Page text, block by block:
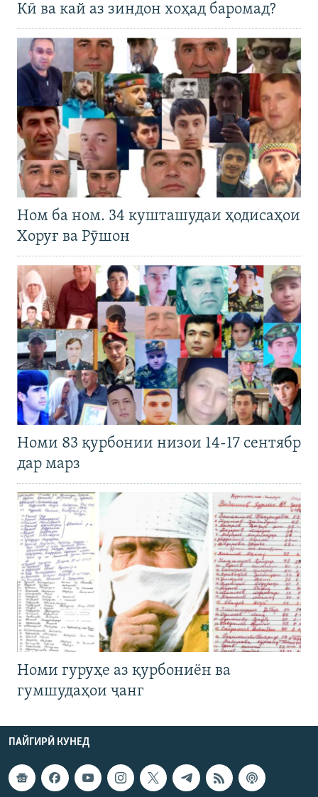
Кӣ ва кай аз зиндон хоҳад баромад?
Ном ба ном. 34 кушташудаи ҳодисаҳои
Хоруғ ва Рӯшон
Номи 83 қурбонии низои 14-17 сентябр
дар марз
Номи гуруҳе аз қурбониён ва
гумшудаҳои ҷанг
ПАЙГИРӢ КУНЕД